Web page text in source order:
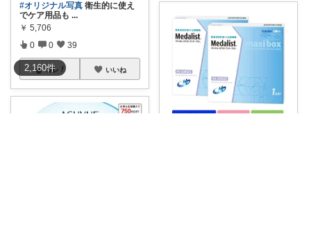
2,160件
#オリジナル写真 衛生的に使え
でケア用品も ...
￥ 5,706
0 0 39
コレ いいね